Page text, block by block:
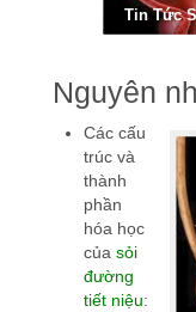
Tin Tức
Nguyên
Các cấu
trúc và
thành
phần
hóa học
của sỏi
đường
tiết niệu: